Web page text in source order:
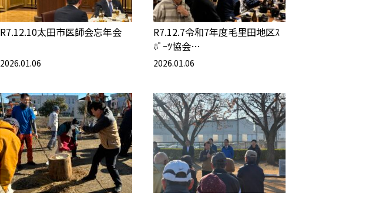
R7.12.10太田市医師会忘年会
2026.01.06
R7.12.7令和7年度毛里田地区ｽ
ﾎﾟｰﾂ協会…
2026.01.06